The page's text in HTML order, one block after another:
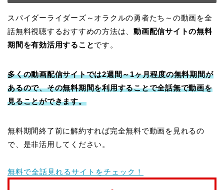
スパイダーライダーズ～オラクルの勇者たち～の動画を全
話無料視聴するおすすめの方法は、動画配信サイトの無料
期間を有効活用することです。
多くの動画配信サイトでは2週間～1ヶ月程度の無料期間が
あるので、その無料期間を利用することで全話無で動画を
見ることができます。
無料期間終了前に解約すれば完全無料で動画を見れるの
で、是非活用してください。
無料で全話見れるサイトをチェック！